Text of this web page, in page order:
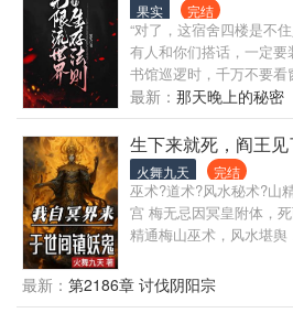
果实 完结
“对了，这宿舍四楼是不
有人和你们搭话，一定要
书馆巡逻时，千万不要看
时候会出点小故障，如果
了，你们也不要太紧张
运行就行。” “什么？你有
地下一层哪有什么脑科四
是说，李主任通过电话
室？但是，我们宿舍根本
知道自己究竟是做了什
来到一个名为“诡异世界”
个怪异的世界里，活下
最新： 那天晚上的秘密
生下来就死，阎王
火舞九天 完结
巫术?道术?风水秘术?山
宫 梅无忌因冥皇附体，
精通梅山巫术，风水堪
生，不是他死，就是一群
鬼斗，与妖斗，与人斗
最新： 第2186章 讨伐阴阳宗